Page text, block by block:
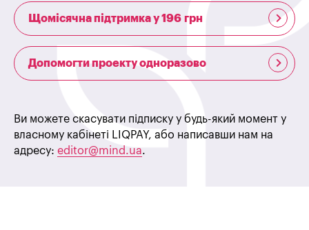
Щомісячна підтримка у 196 грн
Допомогти проекту одноразово
Ви можете скасувати підписку у будь-який момент у
власному кабінеті LIQPAY, або написавши нам на
адресу: editor@mind.ua.